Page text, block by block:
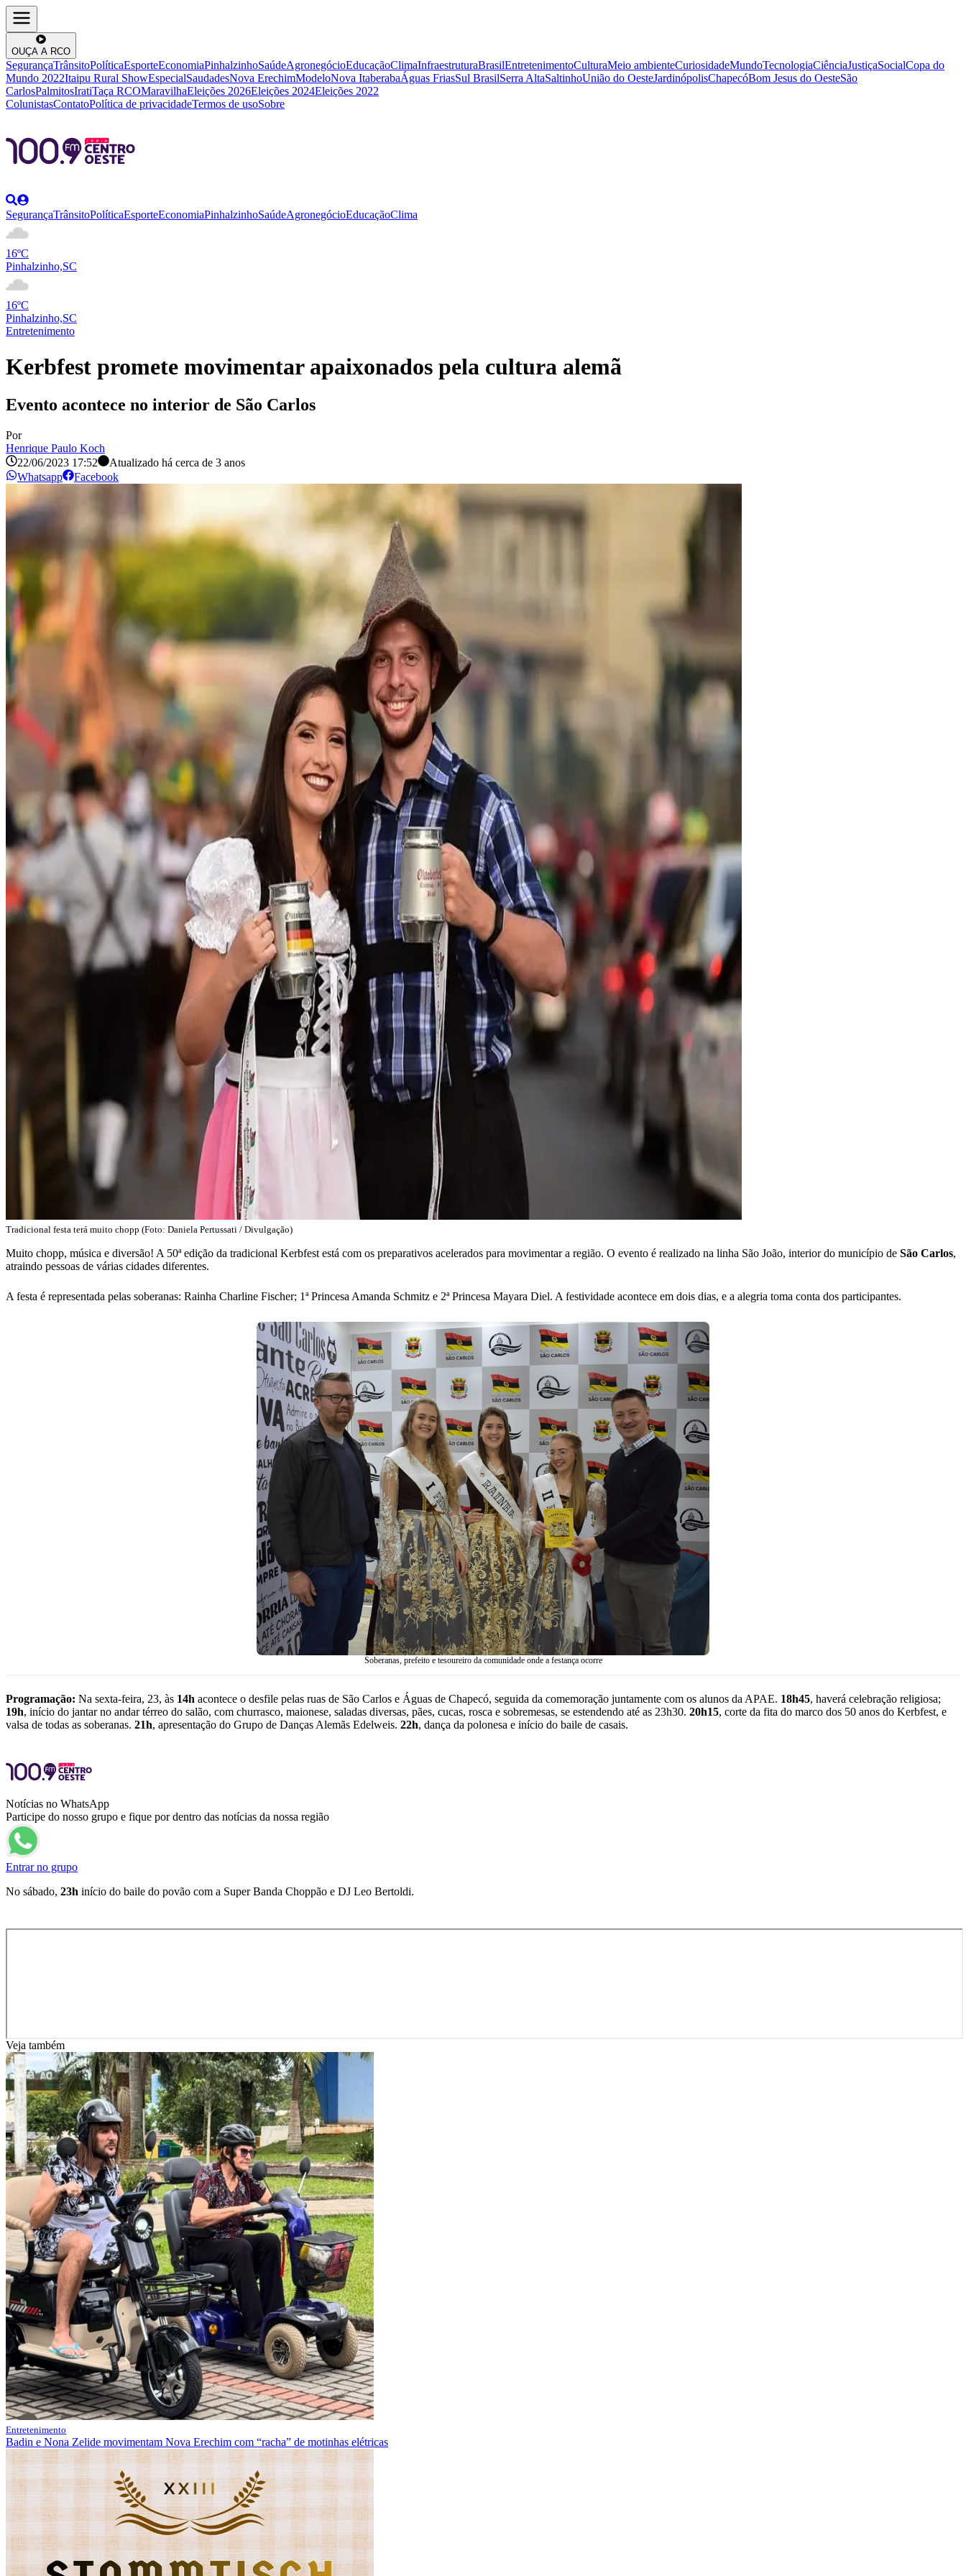
OUÇA A RCO
SegurançaTrânsitoPolíticaEsporteEconomiaPinhalzinhoSaúdeAgronegócioEducaçãoClimaInfraestruturaBrasilEntretenimentoCulturaMeio ambienteCuriosidadeMundoTecnologiaCiênciaJustiçaSocialCopa do
Mundo 2022Itaipu Rural ShowEspecialSaudadesNova ErechimModeloNova ItaberabaÁguas FriasSul BrasilSerra AltaSaltinhoUnião do OesteJardinópolisChapecóBom Jesus do OesteSão
CarlosPalmitosIratiTaça RCOMaravilhaEleições 2026Eleições 2024Eleições 2022
ColunistasContatoPolítica de privacidadeTermos de usoSobre
SegurançaTrânsitoPolíticaEsporteEconomiaPinhalzinhoSaúdeAgronegócioEducaçãoClima
16ºC
Pinhalzinho,SC
16ºC
Pinhalzinho,SC
Entretenimento
Kerbfest promete movimentar apaixonados pela cultura alemã
Evento acontece no interior de São Carlos
Por
Henrique Paulo Koch
22/06/2023 17:52
Atualizado há cerca de 3 anos
Whatsapp
Facebook
Tradicional festa terá muito chopp (Foto: Daniela Pertussati / Divulgação)
Muito chopp, música e diversão! A 50ª edição da tradicional Kerbfest está com os preparativos acelerados para movimentar a região. O evento é realizado na linha São João, interior do município de São Carlos,
atraindo pessoas de várias cidades diferentes.
A festa é representada pelas soberanas: Rainha Charline Fischer; 1ª Princesa Amanda Schmitz e 2ª Princesa Mayara Diel. A festividade acontece em dois dias, e a alegria toma conta dos participantes.
Soberanas, prefeito e tesoureiro da comunidade onde a festança ocorre
Programação: Na sexta-feira, 23, às 14h acontece o desfile pelas ruas de São Carlos e Águas de Chapecó, seguida da comemoração juntamente com os alunos da APAE. 18h45, haverá celebração religiosa;
19h, início do jantar no andar térreo do salão, com churrasco, maionese, saladas diversas, pães, cucas, rosca e sobremesas, se estendendo até as 23h30. 20h15, corte da fita do marco dos 50 anos do Kerbfest, e
valsa de todas as soberanas. 21h, apresentação do Grupo de Danças Alemãs Edelweis. 22h, dança da polonesa e início do baile de casais.
Notícias no WhatsApp
Participe do nosso grupo e fique por dentro das notícias da nossa região
Entrar no grupo
No sábado, 23h início do baile do povão com a Super Banda Choppão e DJ Leo Bertoldi.
Veja também
Entretenimento
Badin e Nona Zelide movimentam Nova Erechim com “racha” de motinhas elétricas